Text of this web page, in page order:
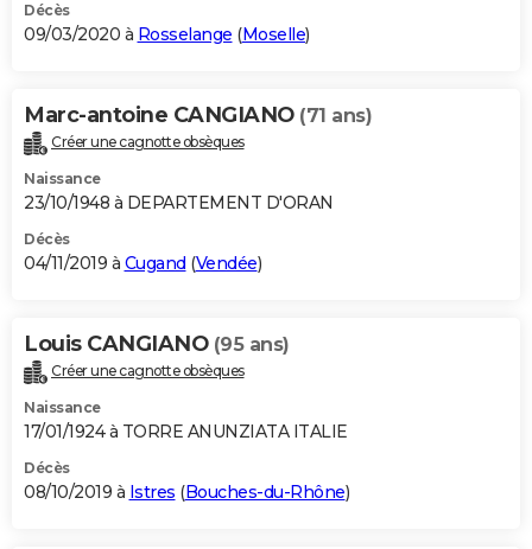
Décès
09/03/2020 à Rosselange (Moselle)
Marc-antoine CANGIANO (71 ans)
Créer une cagnotte obsèques
Naissance
23/10/1948 à DEPARTEMENT D'ORAN
Décès
04/11/2019 à Cugand (Vendée)
Louis CANGIANO (95 ans)
Créer une cagnotte obsèques
Naissance
17/01/1924 à TORRE ANUNZIATA ITALIE
Décès
08/10/2019 à Istres (Bouches-du-Rhône)